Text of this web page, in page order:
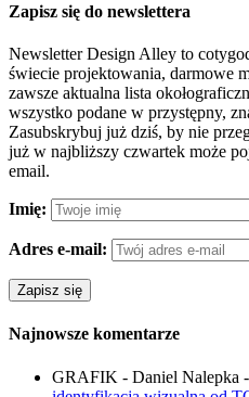
Zapisz się do newslettera
Newsletter Design Alley to
świecie projektowania, darmowe
zawsze aktualna lista
wszystko podane w przystępny,
Zasubskrybuj już dziś, by nie
już w najbliższy czwartek może
email.
Imię:
Adres e-mail:
Najnowsze komentarze
GRAFIK - Daniel Nalepka -